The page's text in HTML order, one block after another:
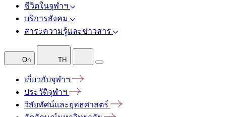
ชีวิตในจุฬาฯ
บริการสังคม
สาระความรู้และข่าวสาร
On TH
เกี่ยวกับจุฬาฯ
ประวัติจุฬาฯ
วิสัยทัศน์และยุทธศาสตร์